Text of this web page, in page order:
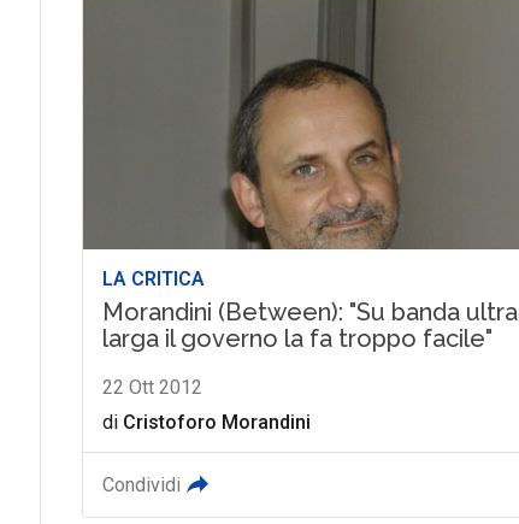
LA CRITICA
Morandini (Between): "Su banda ultra
larga il governo la fa troppo facile"
22 Ott 2012
di Cristoforo Morandini
Condividi